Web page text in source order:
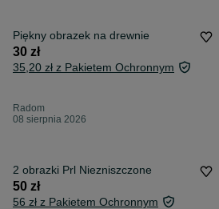
Piękny obrazek na drewnie
30 zł
35,20 zł z Pakietem Ochronnym
Radom
08 sierpnia 2026
2 obrazki Prl Niezniszczone
50 zł
56 zł z Pakietem Ochronnym